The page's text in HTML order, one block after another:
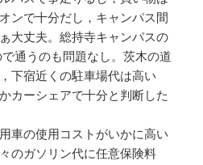
ンで十分だし，キャンパス間
大丈夫。総持寺キャンパスの
通うのも問題なし。茨木の道
下宿近くの駐車場代は高い
カーシェアで十分と判断した
車の使用コストがいかに高い
のガソリン代に任意保険料